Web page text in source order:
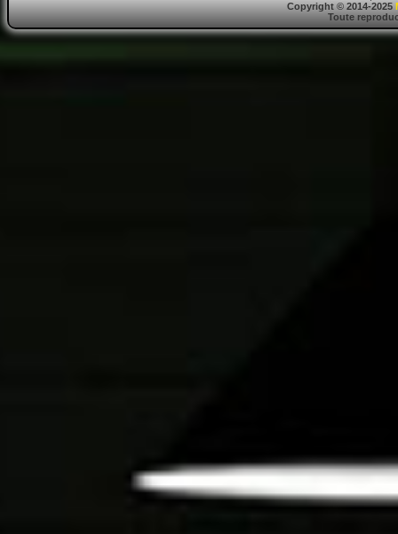
Copyright © 2014-2025
Toute